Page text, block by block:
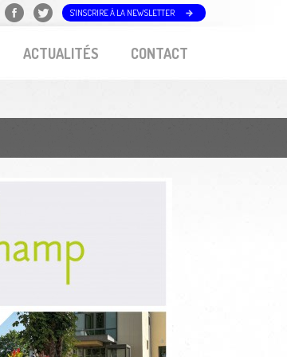
ACTUALITÉS CONTACT
S'INSCRIRE À LA NEWSLETTER